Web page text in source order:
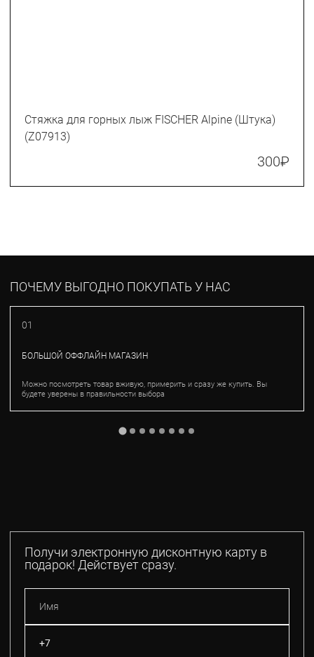
Стяжка для горных лыж FISCHER Alpine (Штука)
(Z07913)
300₽
ПОЧЕМУ ВЫГОДНО ПОКУПАТЬ У НАС
01
БОЛЬШОЙ ОФФЛАЙН МАГАЗИН
Можно посмотреть товар вживую, примерить и сразу же купить. Вы
будете уверены в правильности выбора
Получи электронную дисконтную карту в
подарок! Действует сразу.